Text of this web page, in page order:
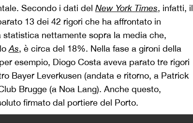
Secondo i dati del New York Times, infatti, il
13 dei 42 rigori che ha affrontato in
nettamente sopra la media che,
As, è circa del 18%. Nella fase a gironi della
esempio, Diogo Costa aveva parato tre rigori
Bayer Leverkusen (andata e ritorno, a Patrick
Brugge (a Noa Lang). Anche questo,
firmato dal portiere del Porto.